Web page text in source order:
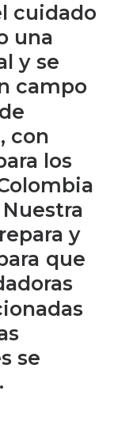
cuidado
una
y se
campo
de
con
los
Nuestra
y
que
se